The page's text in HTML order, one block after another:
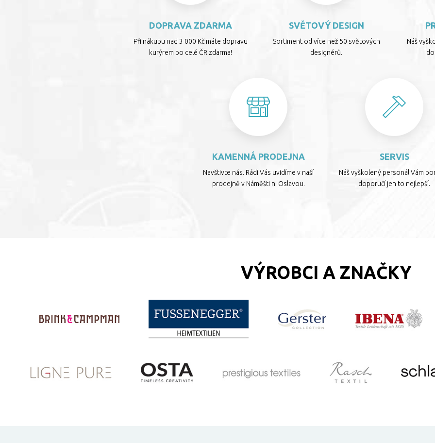
DOPRAVA ZDARMA
Při nákupu nad 3 000 Kč máte dopravu
kurýrem po celé ČR zdarma!
SVĚTOVÝ DESIGN
Sortiment od více než 50 světových
designérů.
Náš
KAMENNÁ PRODEJNA
Navštivte nás. Rádi Vás uvidíme v naší
prodejně v Náměšti n. Oslavou.
SERVIS
Náš vyškolený personál Vám
doporučí jen to nejlepší.
VÝROBCI A ZNAČKY